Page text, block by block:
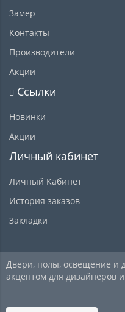
Замер
Контакты
Производители
Акции
Ссылки
Новинки
Акции
Личный кабинет
Личный Кабинет
История заказов
Закладки
Двери, полы, освещение и
акцентом для дизайнеров